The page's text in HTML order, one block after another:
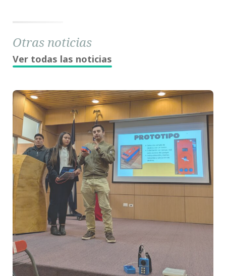
Otras noticias
Ver todas las noticias